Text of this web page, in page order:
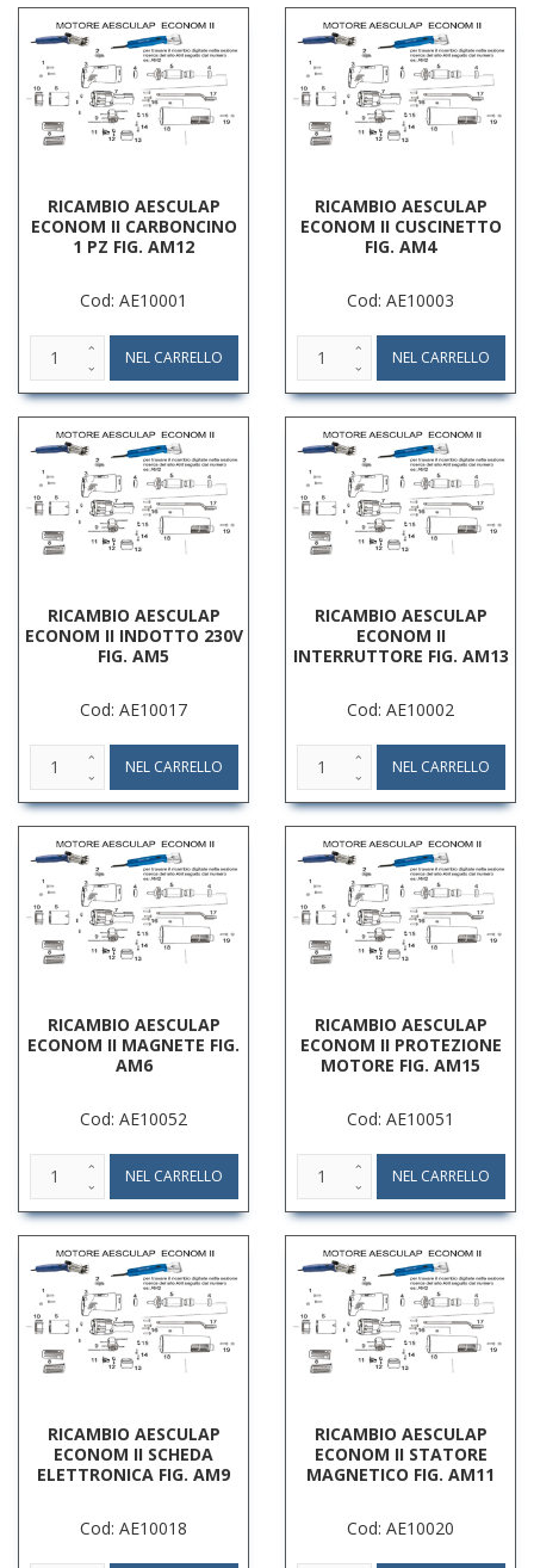
RICAMBIO AESCULAP
ECONOM II CARBONCINO
1 PZ FIG. AM12
Cod: AE10001
RICAMBIO AESCULAP
ECONOM II CUSCINETTO
FIG. AM4
Cod: AE10003
RICAMBIO AESCULAP
ECONOM II INDOTTO 230V
FIG. AM5
Cod: AE10017
RICAMBIO AESCULAP
ECONOM II
INTERRUTTORE FIG. AM13
Cod: AE10002
RICAMBIO AESCULAP
ECONOM II MAGNETE FIG.
AM6
Cod: AE10052
RICAMBIO AESCULAP
ECONOM II PROTEZIONE
MOTORE FIG. AM15
Cod: AE10051
RICAMBIO AESCULAP
ECONOM II SCHEDA
ELETTRONICA FIG. AM9
Cod: AE10018
RICAMBIO AESCULAP
ECONOM II STATORE
MAGNETICO FIG. AM11
Cod: AE10020